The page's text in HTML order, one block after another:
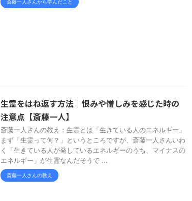
斎藤一人さんから学んだこと
生霊をはね返す方法｜恨みや憎しみを感じた時の
注意点【斎藤一人】
斎藤一人さんの教え：生霊とは「生きている人のエネルギー」
まず「生霊って何？」というところですが、斎藤一人さんいわ
く「生きている人が発しているエネルギーのうち、マイナスの
エネルギー」が生霊なんだそうで ...
斎藤一人さんの教え